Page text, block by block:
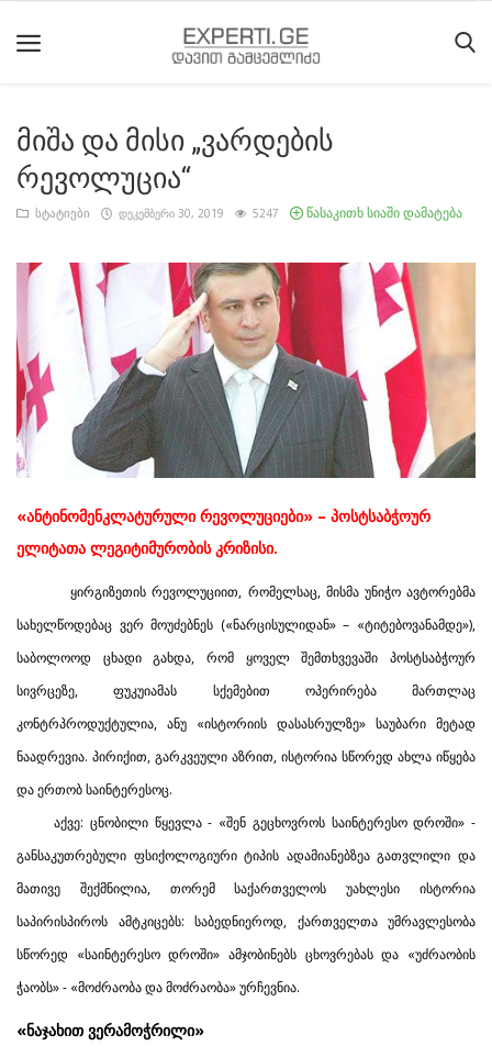
მთავარი
მიმდინარე
მოვლენები
საიტის
შესახებ
ეროვნული
მოძრაობის
ისტორია
სტატიები
მიშა და მისი „ვარდების
რევოლუცია“
სტატიები დეკემბერი 30, 2019 5247 წასაკითხ სიაში დამატება
«ანტინომენკლატურული რევოლუციები» – პოსტსაბჭოურ
ელიტათა ლეგიტიმურობის კრიზისი.
ყირგიზეთის რევოლუციით, რომელსაც, მისმა უნიჭო ავტორებმა
სახელწოდებაც ვერ მოუძებნეს («ნარცისულიდან» – «ტიტებოვანამდე»),
საბოლოოდ ცხადი გახდა, რომ ყოველ შემთხვევაში პოსტსაბჭოურ
სივრცეზე, ფუკუიამას სქემებით ოპერირება მართლაც
კონტრპროდუქტულია, ანუ «ისტორიის დასასრულზე» საუბარი მეტად
ნაადრევია. პირიქით, გარკვეული აზრით, ისტორია სწორედ ახლა იწყება
და ერთობ საინტერესოც.
აქვე: ცნობილი წყევლა - «შენ გეცხოვროს საინტერესო დროში» -
განსაკუთრებული ფსიქოლოგიური ტიპის ადამიანებზეა გათვლილი და
მათივე შექმნილია, თორემ საქართველოს უახლესი ისტორია
საპირისპიროს ამტკიცებს: საბედნიეროდ, ქართველთა უმრავლესობა
სწორედ «საინტერესო დროში» ამჯობინებს ცხოვრებას და «უძრაობის
ჭაობს» - «მოძრაობა და მოძრაობა» ურჩევნია.
«ნაჯახით ვერამოჭრილი»